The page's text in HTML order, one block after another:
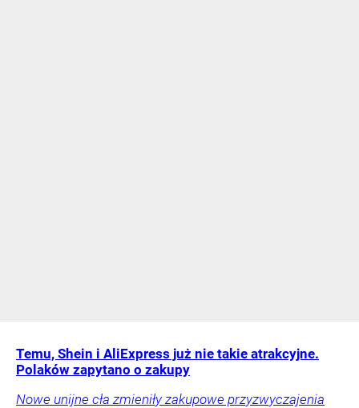
Temu, Shein i AliExpress już nie takie atrakcyjne.
Polaków zapytano o zakupy
Nowe unijne cła zmieniły zakupowe przyzwyczajenia